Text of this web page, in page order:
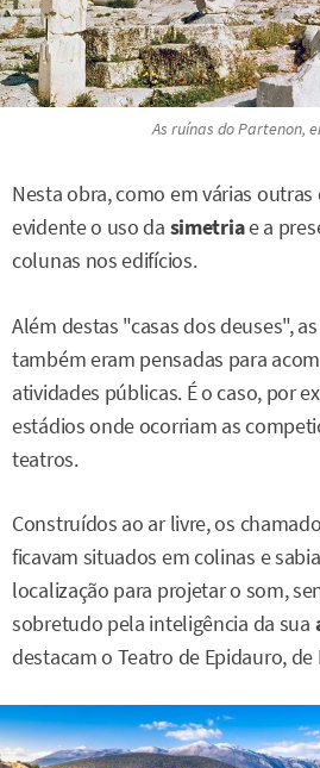
As ruínas doPartenon,
Nesta obra, como em várias outras
evidente o uso da simetriae a
colunas nos edifícios.
Além destas "casas dos deuses",
também eram pensadas para
atividades públicas. É o caso, por
estádios onde ocorriam as
teatros.
Construídos ao ar livre, os
ficavam situados em colinas e
localização para projetar o som,
sobretudo pela inteligência da sua
destacam o Teatro de Epidauro,